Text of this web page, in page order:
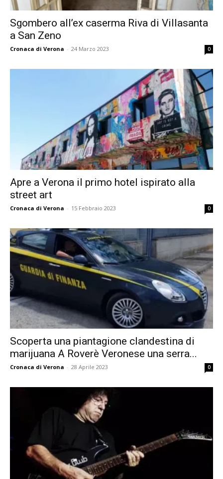
Sgombero all’ex caserma Riva di Villasanta
a San Zeno
Cronaca di Verona - 24 Marzo 2023 0
Apre a Verona il primo hotel ispirato alla
street art
Cronaca di Verona - 15 Febbraio 2023 0
Scoperta una piantagione clandestina di
marijuana A Roverè Veronese una serra...
Cronaca di Verona - 28 Aprile 2023 0